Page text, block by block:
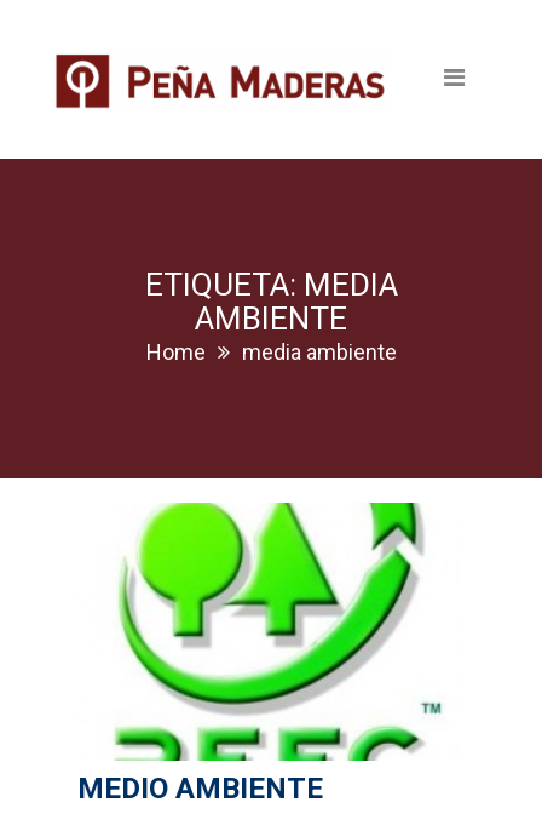
Productos
Tableros
Pavimentos
Revestimientos
Bricolage
Cocinas
Sistemas Grass
Armarios empotrados
ETIQUETA: MEDIA
AMBIENTE
Home media ambiente
MEDIO AMBIENTE